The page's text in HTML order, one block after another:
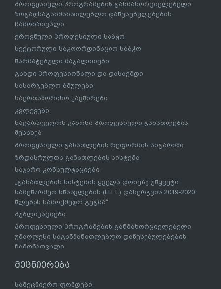
პროფესიული პროგრამების განმახორციელებელი
ზოგადსაგანმანათლებლო დაწესებულებების
ჩამონათვალი
ეროვნული პროფესიული საბჭო
სექტორული საკოორდინაციო საბჭო
წარმატებული მაგალითები
გახდი პროფესიონალი და დასაქმდი
სასარგებლო ბმულები
საერთაშორისო კავშირები
კვლევები
საქართველოს კანონი პროფესიული განათლების
შესახებ
პროფესიული განათლების რეფორმის ანგარიში
ზრდასრულთა განათლების სისტემა
საჯარო კონსულტაციები
„განათლების სისტემის ყველა დონეზე უწყვეტი
სამეწარმეო სწაავლების (LLEL) დანერგვის 2019-2020
წლების სამოქმედო გეგმა“’
პუბლიკაციები
პროფესიული პროგრამების განმახორციელებელი
უმაღლესი საგანმანათლებლო დაწესებულებების
ჩამონათვალი
მეცნიერება
სამეცნიერო ფონდები